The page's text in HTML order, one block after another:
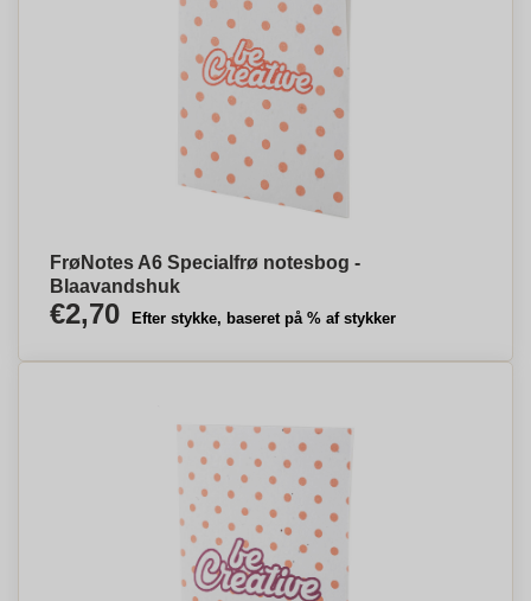
FrøNotes A6 Specialfrø notesbog -
Blaavandshuk
€2,70 Efter stykke, baseret på % af stykker